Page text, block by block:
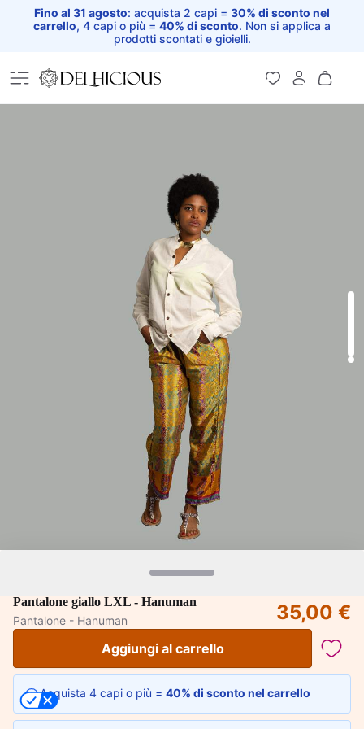
Fino al 31 agosto: acquista 2 capi = 30% di sconto nel
carrello, 4 capi o più = 40% di sconto. Non si applica a
prodotti scontati e gioielli.
Home
Pantalone giallo LXL - Hanuman
Pantalone - Hanuman
35,00 €
Aggiungi al carrello
Acquista 4 capi o più = 40% di sconto nel carrello